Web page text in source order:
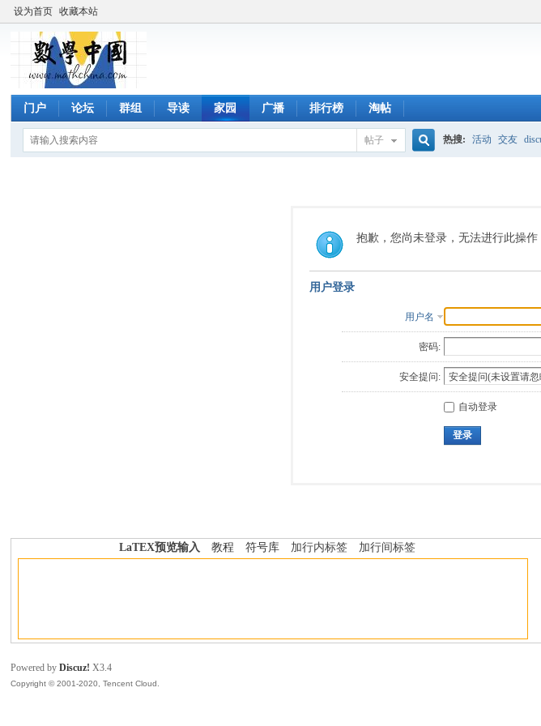
设为首页 收藏本站
门户 论坛 群组 导读 家园 广播 排行榜 淘帖
帖子
索
热搜: 活动 交友
抱歉，您尚未登录，无法进行此操作
用户登录
用户名
密码:
安全提问:
自动登录
登录
LaTEX预览输入 教程 符号库 加行内标签 加行间标签
Powered byDiscuz! X3.4
Copyright © 2001-2020, Tencent Cloud.